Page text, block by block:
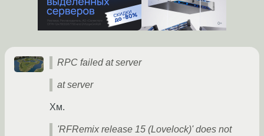
RPC failed at server
at server
Хм.
'RFRemix release 15 (Lovelock)' does not